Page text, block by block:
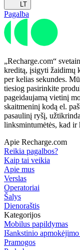
LT
Pagalba
„Recharge.com“
kreditą, įsigyti žaidimų
per kelias sekundes.
tiesiog pasirinkite
pageidaujamą vietinį
skaitmeninį kodą el.
pasaulinį ryšį,
linksmintumėtės, kad ir
Apie Recharge.com
Reikia pagalbos?
Kaip tai veikia
Apie mus
Verslas
Operatoriai
Šalys
Dienoraštis
Kategorijos
Mobilus papildymas
Išankstinio
Pramogos